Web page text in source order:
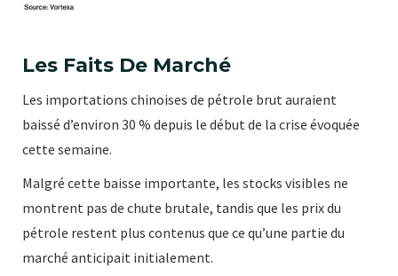
Les Faits De Marché
Les importations chinoises de pétrole brut auraient
baissé d’environ 30 % depuis le début de la crise évoquée
cette semaine.
Malgré cette baisse importante, les stocks visibles ne
montrent pas de chute brutale, tandis que les prix du
pétrole restent plus contenus que ce qu’une partie du
marché anticipait initialement.